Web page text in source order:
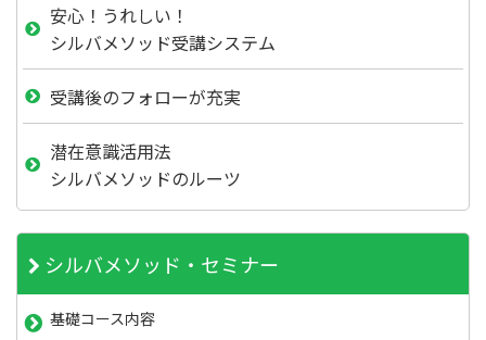
安心！うれしい！
シルバメソッド受講システム
受講後のフォローが充実
潜在意識活用法
シルバメソッドのルーツ
シルバメソッド・セミナー
基礎コース内容